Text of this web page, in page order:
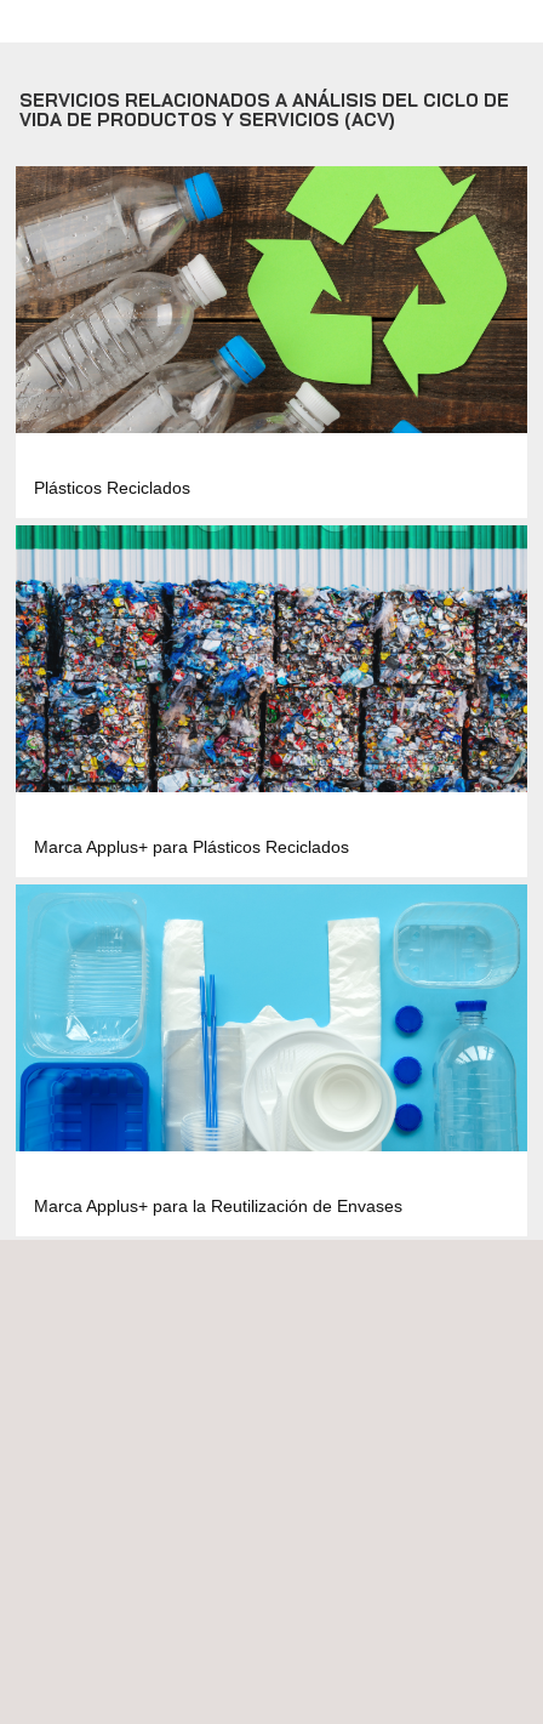
SERVICIOS RELACIONADOS A ANÁLISIS DEL CICLO DE
VIDA DE PRODUCTOS Y SERVICIOS (ACV)
Plásticos Reciclados
Marca Applus+ para Plásticos Reciclados
Marca Applus+ para la Reutilización de Envases